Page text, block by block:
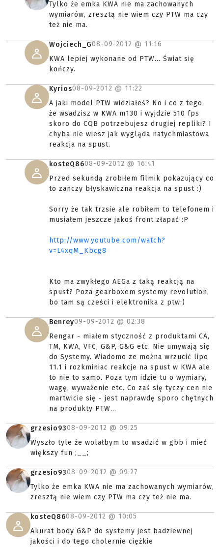
Tylko że emka KWA nie ma zachowanych
wymiarów, zresztą nie wiem czy PTW ma czy
też nie ma.
Wojciech_G08-09-2012 @ 11:16
KWA lepiej wykonane od PTW... Świat się
kończy.
Kyrios08-09-2012 @ 11:22
A jaki model PTW widziałeś? No i co z tego,
że wsadzisz w KWA m130 i wyjdzie 510 fps
skoro do CQB potrzebujesz drugiej repliki? I
chyba nie wiesz jak wygląda natychmiastowa
reakcja na spust.
kosteQ8608-09-2012 @ 16:41
Przed sekundą zrobiłem filmik pokazujący co
to zanczy błyskawiczna reakcja na spust :)
Sorry że tak trzsie ale robiłem to telefonem i
musiałem jeszcze jakoś front złapać :P
http://www.youtube.com/watch?
v=L4xqM_Kbcg8
Kto ma zwykłego AEGa z taką reakcją na
spust? Poza gearboxem systemy revolution,
bo tam są cześci i elektronika z ptw:)
Benrey09-09-2012 @ 02:38
Rengar - miałem styczność z produktami CA,
TM, KWA, VFC, G&P, G&G etc. Nie umywają się
do Systemy. Wiadomo ze można wrzucić lipo
11.1 i rozkminiac reakcje na spust w KWA ale
to nie to samo. Poza tym idzie tu o wymiary,
wagę, wyważenie etc. Co zaś się tyczy cen nie
martwicie się - jest naprawdę sporo chętnych
na produkty PTW...
grzesio9308-09-2012 @ 09:25
Wyszło tyle że wolałbym to wsadzić w gbb i mieć
większy fun ;__;
grzesio9308-09-2012 @ 09:27
Tylko że emka KWA nie ma zachowanych wymiarów,
zresztą nie wiem czy PTW ma czy też nie ma.
kosteQ8608-09-2012 @ 10:05
Akurat body G&P do systemy jest badziewnej
jakości i do tego cholernie ciężkie